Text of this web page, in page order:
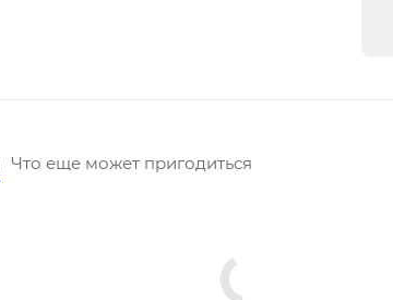
Что еще может пригодиться